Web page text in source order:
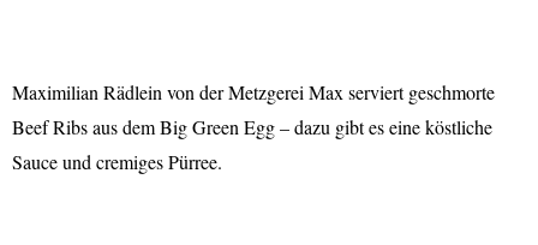
Maximilian Rädlein von der Metzgerei Max serviert geschmorte
Beef Ribs aus dem Big Green Egg – dazu gibt es eine köstliche
Sauce und cremiges Pürree.